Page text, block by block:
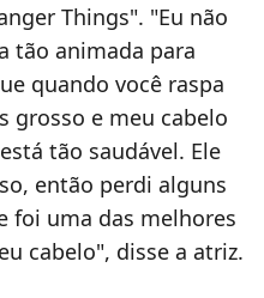
Things". "Eu não
tão animada para
quando você raspa
grosso e meu cabelo
tão saudável. Ele
então perdi alguns
foi uma das melhores
cabelo", disse a atriz.